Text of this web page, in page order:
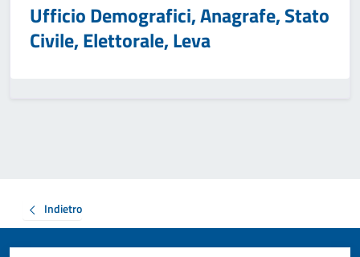
Ufficio Demografici, Anagrafe, Stato
Civile, Elettorale, Leva
Indietro